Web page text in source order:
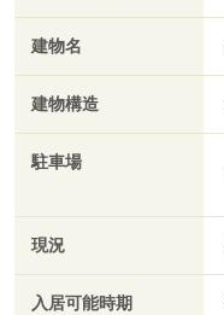
建物名
建物構造
駐車場
現況
入居可能時期